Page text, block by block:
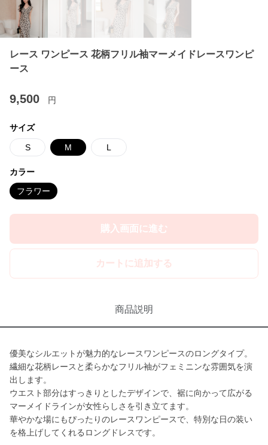
レース ワンピース 花柄フリル袖マーメイドレースワンピ
ース
9,500 円
サイズ
S M L
カラー
フラワー
購入画面に進む
カートに追加する
商品説明
優美なシルエットが魅力的なレースワンピースのロングタイプ。
繊細な花柄レースと柔らかなフリル袖がフェミニンな雰囲気を演
出します。
ウエスト部分はすっきりとしたデザインで、裾に向かって広がる
マーメイドラインが女性らしさを引き立てます。
華やかな場にもぴったりのレースワンピースで、特別な日の装い
を格上げしてくれるロングドレスです。